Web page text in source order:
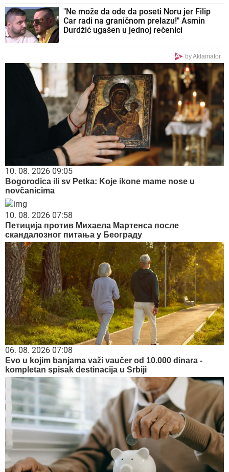
"Ne može da ode da poseti Noru jer Filip
Car radi na graničnom prelazu!" Asmin
Durdžić ugašen u jednoj rečenici
by Aklamator
10. 08. 2026 09:05
Bogorodica ili sv Petka: Koje ikone mame nose u
novčanicima
10. 08. 2026 07:58
Петиција против Михаела Мартенса после
скандалозног питања у Београду
06. 08. 2026 07:08
Evo u kojim banjama važi vaučer od 10.000 dinara -
kompletan spisak destinacija u Srbiji